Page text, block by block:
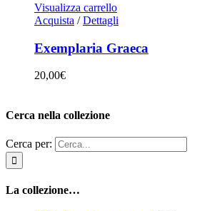
Visualizza carrello
Acquista / Dettagli
Exemplaria Graeca
20,00€
Cerca nella collezione
Cerca per:
La collezione…